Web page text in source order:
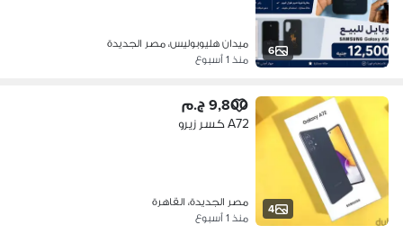
6
ميدان هليوبوليس، مصر الجديدة
منذ 1 أسبوع
4
9,800 ج.م
A72 كسر زيرو
مصر الجديدة، القاهرة
منذ 1 أسبوع